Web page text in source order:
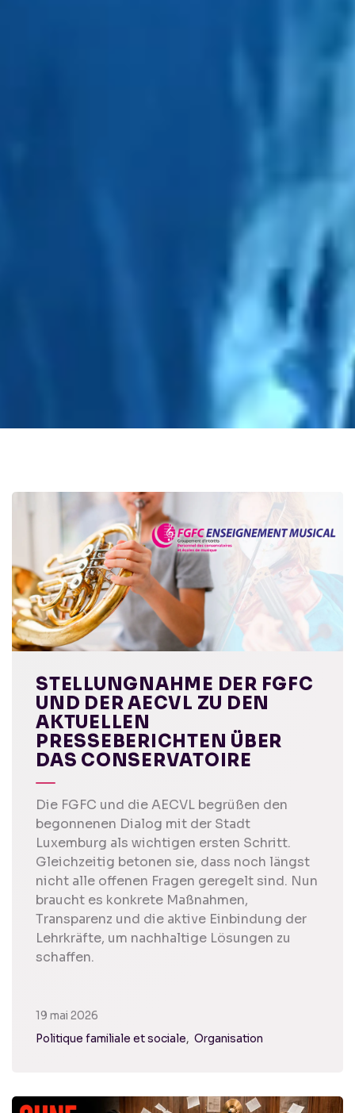
STELLUNGNAHME DER FGFC
UND DER AECVL ZU DEN
AKTUELLEN
PRESSEBERICHTEN ÜBER
DAS CONSERVATOIRE
Die FGFC und die AECVL begrüßen den
begonnenen Dialog mit der Stadt
Luxemburg als wichtigen ersten Schritt.
Gleichzeitig betonen sie, dass noch längst
nicht alle offenen Fragen geregelt sind. Nun
braucht es konkrete Maßnahmen,
Transparenz und die aktive Einbindung der
Lehrkräfte, um nachhaltige Lösungen zu
schaffen.
19 mai 2026
Politique familiale et sociale
Organisation